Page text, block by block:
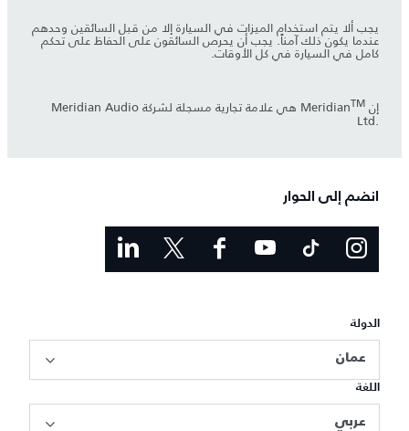
يجب ألا يتم استخدام الميزات في السيارة إلا من قبل السائقين وحدهم
عندما يكون ذلك آمناً. يجب أن يحرص السائقون على الحفاظ على تحكم
كامل في السيارة في كل الأوقات.
إن Meridian TM ‎ هي علامة تجارية مسجلة لشركة Meridian Audio
Ltd.‎
انضم إلى الحوار
الدولة
عمان
اللغة
عربي